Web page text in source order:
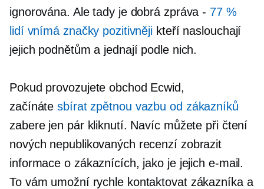
ignorována. Ale tady je dobrá zpráva - 77 %
lidí vnímá značky pozitivněji kteří naslouchají
jejich podnětům a jednají podle nich.
Pokud provozujete obchod Ecwid,
začínátesbírat zpětnou vazbu od zákazníků
zabere jen pár kliknutí. Navíc můžete při čtení
nových nepublikovaných recenzí zobrazit
informace o zákaznících, jako je jejich e-mail.
To vám umožní rychle kontaktovat zákazníka a